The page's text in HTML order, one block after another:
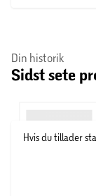
Din historik
Sidst sete
Hvis du tillader